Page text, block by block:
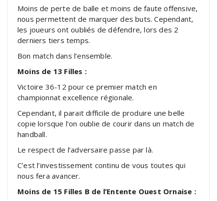
Moins de perte de balle et moins de faute offensive,
nous permettent de marquer des buts. Cependant,
les joueurs ont oubliés de défendre, lors des 2
derniers tiers temps.
Bon match dans l’ensemble.
Moins de 13 Filles :
Victoire 36-12 pour ce premier match en
championnat excellence régionale.
Cependant, il parait difficile de produire une belle
copie lorsque l’on oublie de courir dans un match de
handball.
Le respect de l’adversaire passe par là.
C’est l’investissement continu de vous toutes qui
nous fera avancer.
Moins de 15 Filles B de l’Entente Ouest Ornaise :